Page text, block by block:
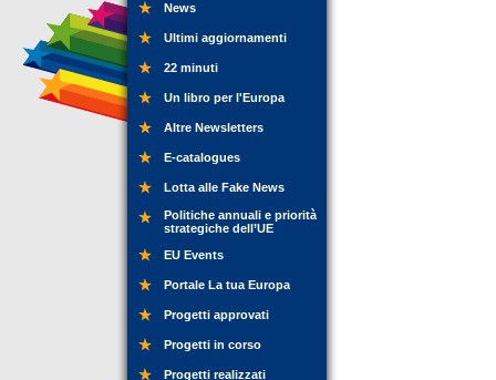
News
Ultimi aggiornamenti
22 minuti
Un libro per l'Europa
Altre Newsletters
E-catalogues
Lotta alle Fake News
Politiche annuali e priorità
strategiche dell’UE
EU Events
Portale La tua Europa
Progetti approvati
Progetti in corso
Progetti realizzati